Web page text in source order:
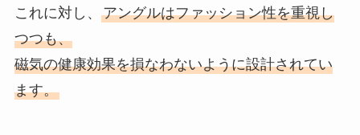
これに対し、 アングルはファッション性を重視し
つつも、
磁気の健康効果を損なわないように設計されてい
ます。